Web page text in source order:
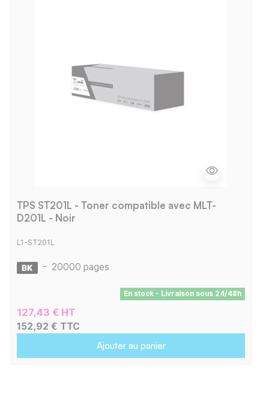
TPS ST201L - Toner compatible avec MLT-
D201L - Noir
L1-ST201L
- 20000 pages
En stock - Livraison sous 24/48h
127,43 € HT
152,92 € TTC
Ajouter au panier